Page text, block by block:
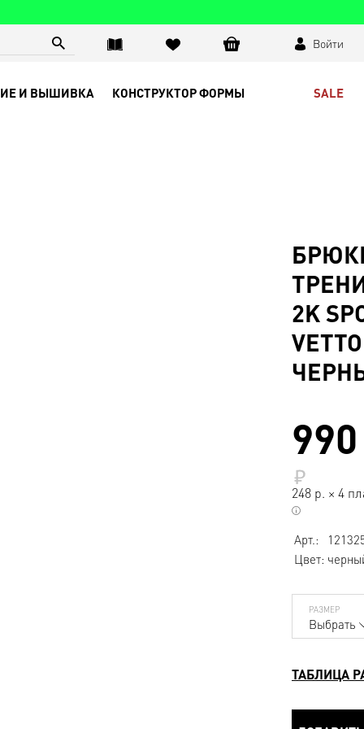
Войти
И ВЫШИВКА КОНСТРУКТОР ФОРМЫ SALE
2K
990
248 р. × 4
Арт.:
Цвет:
РАЗМЕР
Выбрать
ТАБЛИЦА